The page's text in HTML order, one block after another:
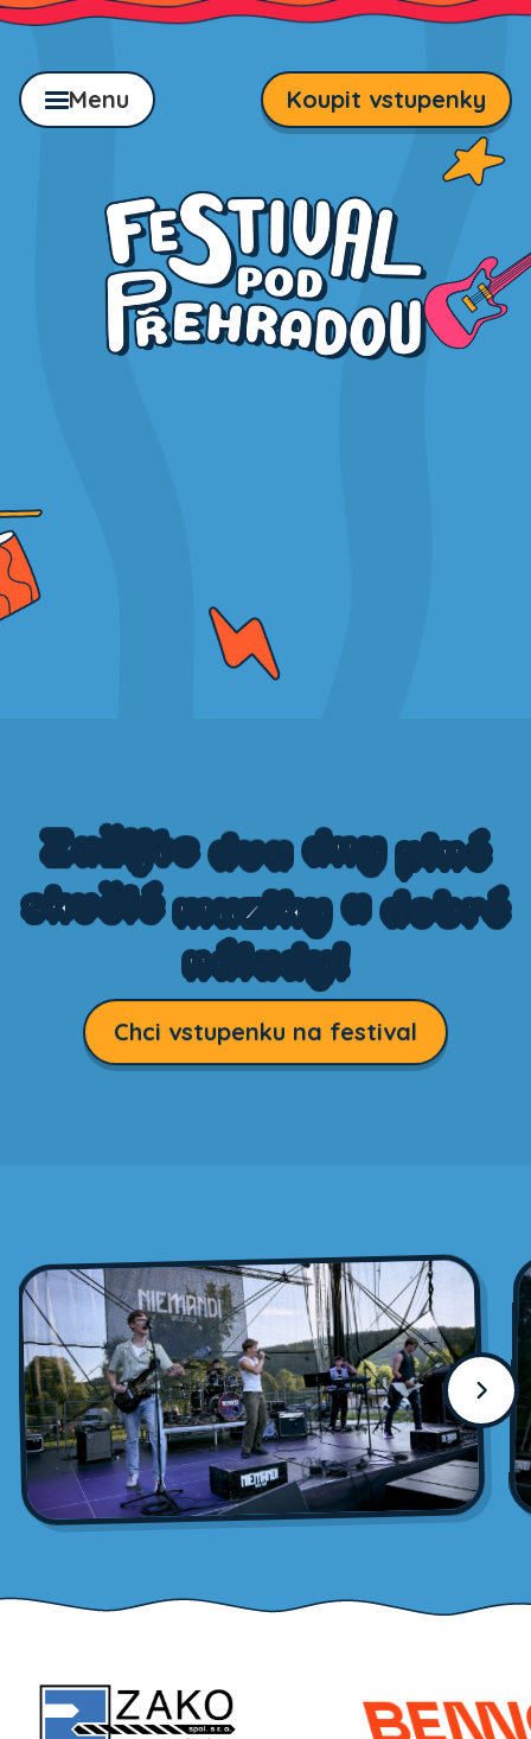
Menu Koupit vstupenky
Zažijte dva dny plné
skvělé muziky a dobré
nálady!
Chci vstupenku na festival